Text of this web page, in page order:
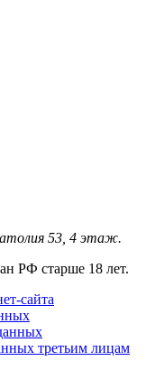
53, 4 этаж.
РФ старше 18 лет.
сайта
третьим лицам